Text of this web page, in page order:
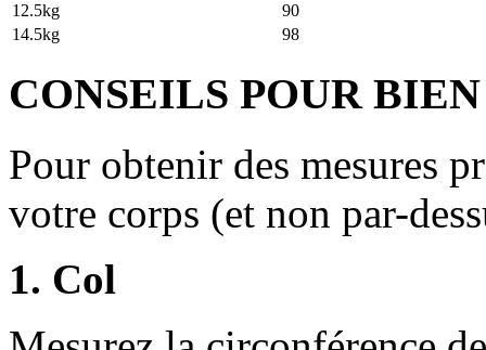
12.5kg
90
14.5kg
98
CONSEILS POUR
Pour obtenir des mesures
votre corps (et non par-
1. Col